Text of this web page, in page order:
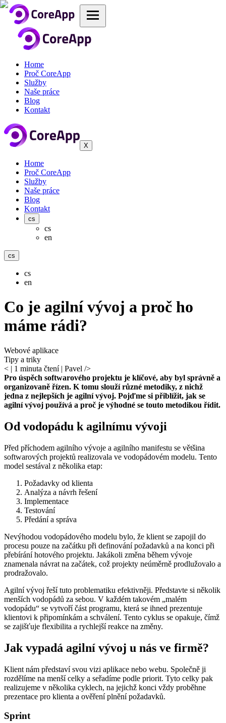
Home
Proč CoreApp
Služby
Naše práce
Blog
Kontakt
X
Home
Proč CoreApp
Služby
Naše práce
Blog
Kontakt
cs
cs
en
cs
cs
en
Co je agilní vývoj a proč ho
máme rádi?
Webové aplikace
Tipy a triky
< | 1 minuta čtení | Pavel />
Pro úspěch softwarového projektu je klíčové, aby byl správně a
organizovaně řízen. K tomu slouží různé metodiky, z nichž
jedna z nejlepších je agilní vývoj. Pojďme si přiblížit, jak se
agilní vývoj používá a proč je výhodné se touto metodikou řídit.
Od vodopádu k agilnímu vývoji
Před příchodem agilního vývoje a agilního manifestu se většina
softwarových projektů realizovala ve vodopádovém modelu. Tento
model sestával z několika etap:
Požadavky od klienta
Analýza a návrh řešení
Implementace
Testování
Předání a správa
Nevýhodou vodopádového modelu bylo, že klient se zapojil do
procesu pouze na začátku při definování požadavků a na konci při
přebírání hotového projektu. Jakákoli změna během vývoje
znamenala návrat na začátek, což projekty neúměrně prodlužovalo a
prodražovalo.
Agilní vývoj řeší tuto problematiku efektivněji. Představte si několik
menších vodopádů za sebou. V každém takovém „malém
vodopádu“ se vytvoří část programu, která se ihned prezentuje
klientovi k připomínkám a schválení. Tento cyklus se opakuje, čímž
se zajišťuje flexibilita a rychlejší reakce na změny.
Jak vypadá agilní vývoj u nás ve firmě?
Klient nám představí svou vizi aplikace nebo webu. Společně ji
rozdělíme na menší celky a seřadíme podle priorit. Tyto celky pak
realizujeme v několika cyklech, na jejichž konci vždy proběhne
prezentace pro klienta a ověření plnění požadavků.
Sprint